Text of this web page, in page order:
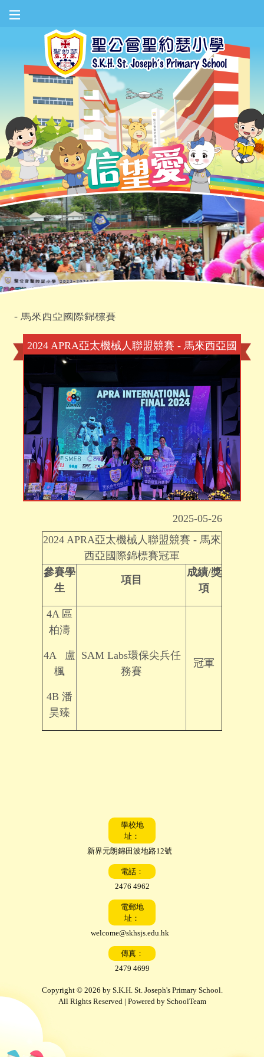
- 馬來西亞國際錦標賽
2024 APRA亞太機械人聯盟競賽 - 馬來西亞國
際錦標賽
2025-05-26
2024 APRA亞太機械人聯盟競賽 - 馬來
西亞國際錦標賽冠軍
參賽學
生
項目
成績/獎
項
4A 區
柏濤
4A 盧
楓
4B 潘
昊臻
SAM Labs環保尖兵任
務賽
冠軍
學校地
址：
新界元朗錦田波地路12號
電話：
2476 4962
電郵地
址：
welcome@skhsjs.edu.hk
傳真：
2479 4699
Copyright © 2026 by S.K.H. St. Joseph's Primary School.
All Rights Reserved | Powered by SchoolTeam